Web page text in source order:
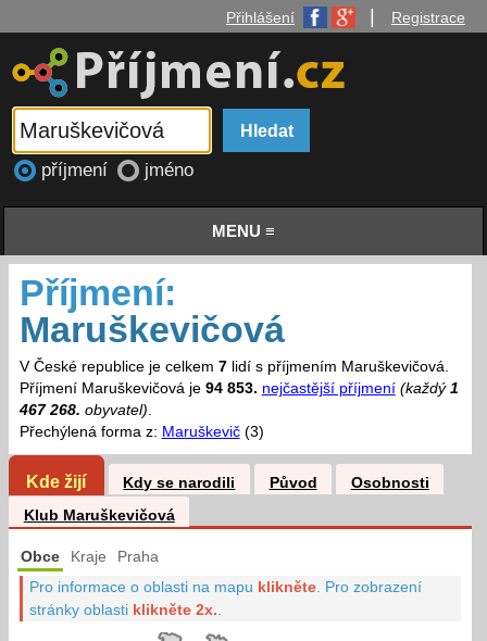
Přihlášení Registrace
příjmení jméno
MENU ≡
Příjmení:
Maruškevičová
V České republice je celkem 7lidí s příjmením Maruškevičová.
Příjmení Maruškevičová je 94 853. nejčastější příjmení (každý 1
467 268. obyvatel).
Přechýlená forma z: Maruškevič(3)
Kde žijí Kdy se narodili Původ
Osobnosti
Klub Maruškevičová
Obce Kraje Praha
Pro informace o oblasti na mapu klikněte Pro zobrazení
stránky oblasti klikněte 2x.